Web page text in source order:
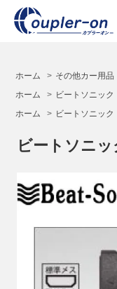
ホーム > その他カー用品
ホーム
> ビートソニック
ホーム
> ビートソニック
ビートソニ